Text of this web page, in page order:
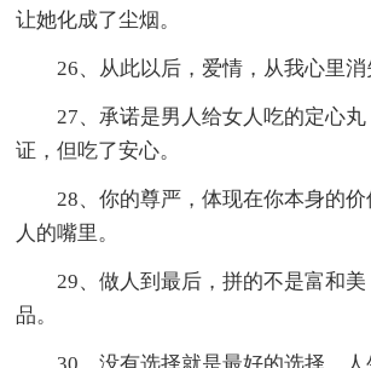
让她化成了尘烟。
26、从此以后，爱情，从我心里消
27、承诺是男人给女人吃的定心
证，但吃了安心。
28、你的尊严，体现在你本身的价
人的嘴里。
29、做人到最后，拼的不是富和
品。